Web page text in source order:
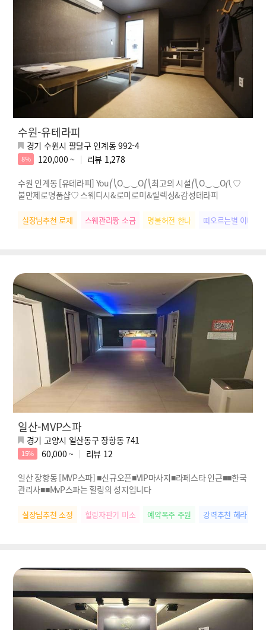
수원-유테라피
경기 수원시 팔달구 인계동 992-4
8% 120,000 ~ 리뷰 1,278
수원 인계동 [유테라피] You⎛⎝O⏝⏝O⎛⎝최고의 시설⎛⎝O⏝⏝O⎛⎝ ♡
불만제로명품샵♡ 스웨디시&로미로미&릴렉싱&감성테라피
실장님추천 로제 스웨관리짱 소금 명불허전 한나 떠오르는별 이나
일산-MVP스파
경기 고양시 일산동구 장항동 741
15% 60,000 ~ 리뷰 12
일산 장항동 [MVP스파] ■신규오픈■VIP마사지■라페스타 인근■■한국
관리사■■MvP스파는 힐링의 성지입니다
실장님추천 소정 힐링자판기 미소 예약폭주 주원 강력추천 헤라